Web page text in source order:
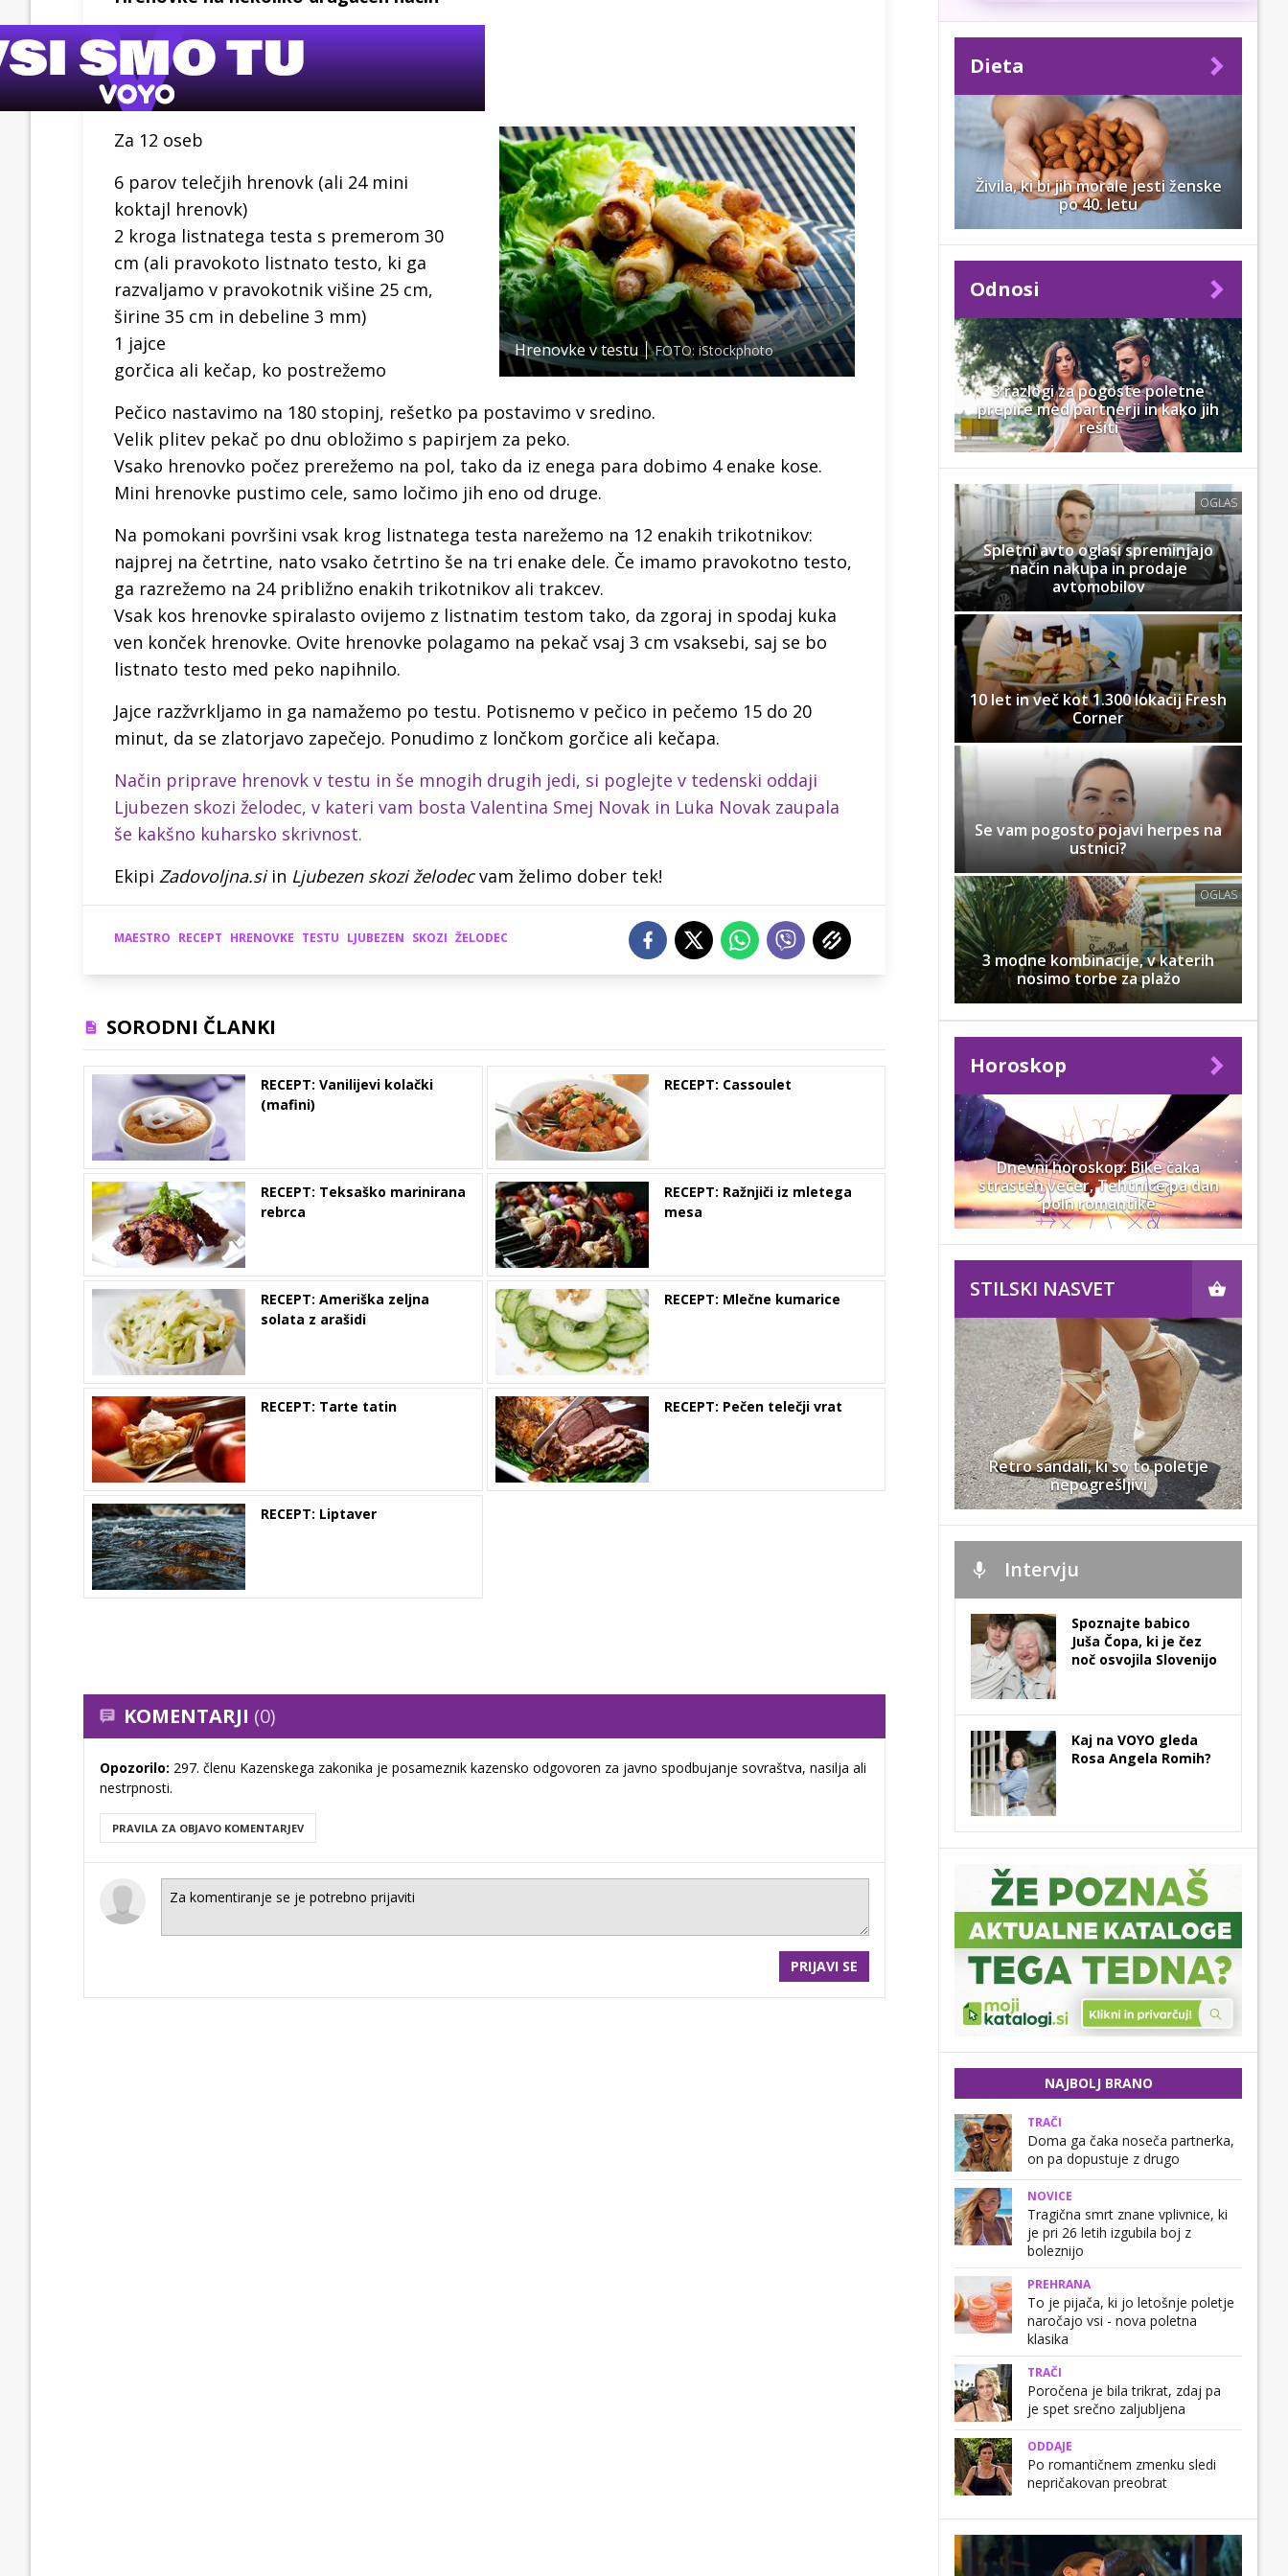
Hrenovke v testu FOTO: iStockphoto
Za 12 oseb
6 parov telečjih hrenovk (ali 24 mini
koktajl hrenovk)
2 kroga listnatega testa s premerom 30
cm (ali pravokoto listnato testo, ki ga
razvaljamo v pravokotnik višine 25 cm,
širine 35 cm in debeline 3 mm)
1 jajce
gorčica ali kečap, ko postrežemo
Pečico nastavimo na 180 stopinj, rešetko pa postavimo v sredino.
Velik plitev pekač po dnu obložimo s papirjem za peko.
Vsako hrenovko počez prerežemo na pol, tako da iz enega para dobimo 4 enake kose.
Mini hrenovke pustimo cele, samo ločimo jih eno od druge.
Na pomokani površini vsak krog listnatega testa narežemo na 12 enakih trikotnikov:
najprej na četrtine, nato vsako četrtino še na tri enake dele. Če imamo pravokotno testo,
ga razrežemo na 24 približno enakih trikotnikov ali trakcev.
Vsak kos hrenovke spiralasto ovijemo z listnatim testom tako, da zgoraj in spodaj kuka
ven konček hrenovke. Ovite hrenovke polagamo na pekač vsaj 3 cm vsaksebi, saj se bo
listnato testo med peko napihnilo.
Jajce razžvrkljamo in ga namažemo po testu. Potisnemo v pečico in pečemo 15 do 20
minut, da se zlatorjavo zapečejo. Ponudimo z lončkom gorčice ali kečapa.
Način priprave hrenovk v testu in še mnogih drugih jedi, si poglejte v tedenski oddaji
Ljubezen skozi želodec, v kateri vam bosta Valentina Smej Novak in Luka Novak zaupala
še kakšno kuharsko skrivnost.
Ekipi Zadovoljna.siin Ljubezen skozi želodecvam želimo dober tek!
MAESTRO RECEPT HRENOVKE TESTU LJUBEZEN SKOZI ŽELODEC
SORODNI ČLANKI
RECEPT: Vanilijevi kolački
(mafini)
RECEPT: Cassoulet
RECEPT: Teksaško marinirana
rebrca
RECEPT: Ražnjiči iz mletega
mesa
RECEPT: Ameriška zeljna
solata z arašidi
RECEPT: Mlečne kumarice
RECEPT: Tarte tatin RECEPT: Pečen telečji vrat
RECEPT: Liptaver
KOMENTARJI (0)
Opozorilo: 297. členu Kazenskega zakonika je posameznik kazensko odgovoren za javno spodbujanje sovraštva, nasilja ali
nestrpnosti.
PRAVILA ZA OBJAVO KOMENTARJEV
PRIJAVI SE
Dieta
Živila, ki bi jih morale jesti ženske
po 40. letu
Odnosi
3 razlogi za pogoste poletne
prepire med partnerji in kako jih
rešiti
OGLAS
Spletni avto oglasi spreminjajo
način nakupa in prodaje
avtomobilov
10 let in več kot 1.300 lokacij Fresh
Corner
Se vam pogosto pojavi herpes na
ustnici?
OGLAS
3 modne kombinacije, v katerih
nosimo torbe za plažo
Horoskop
Dnevni horoskop: Bike čaka
strasten večer, Tehtnice pa dan
poln romantike
STILSKI NASVET
Retro sandali, ki so to poletje
nepogrešljivi
Intervju
Spoznajte babico
Juša Čopa, ki je čez
noč osvojila Slovenijo
Kaj na VOYO gleda
Rosa Angela Romih?
NAJBOLJ BRANO
TRAČI
Doma ga čaka noseča partnerka,
on pa dopustuje z drugo
NOVICE
Tragična smrt znane vplivnice, ki
je pri 26 letih izgubila boj z
boleznijo
PREHRANA
To je pijača, ki jo letošnje poletje
naročajo vsi - nova poletna
klasika
TRAČI
Poročena je bila trikrat, zdaj pa
je spet srečno zaljubljena
ODDAJE
Po romantičnem zmenku sledi
nepričakovan preobrat